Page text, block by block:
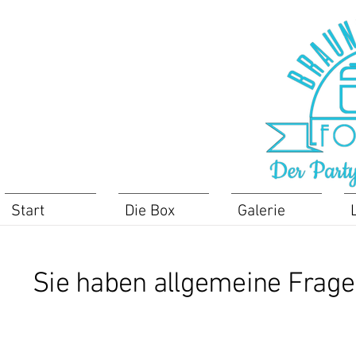
Start Die Box Galerie
Sie haben allgemeine